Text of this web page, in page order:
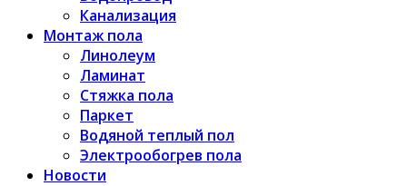
Канализация
Монтаж пола
Линолеум
Ламинат
Стяжка пола
Паркет
Водяной теплый пол
Электрообогрев пола
Новости